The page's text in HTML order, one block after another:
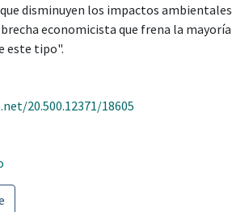
disminuyen los impactos ambientales
economicista que frena la mayoría
este tipo".
20.500.12371/18605